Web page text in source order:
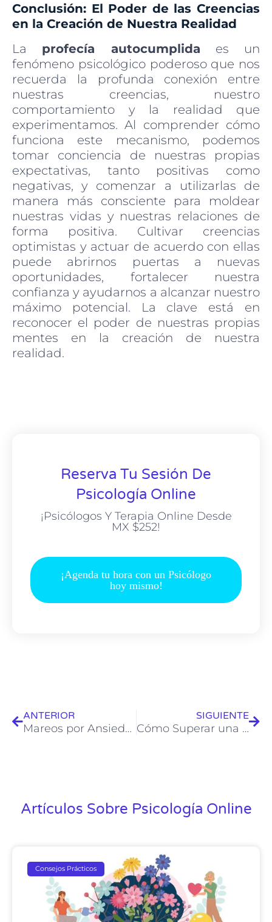
Conclusión: El Poder de las Creencias
en la Creación de Nuestra Realidad
La profecía autocumplida es un
fenómeno psicológico poderoso que nos
recuerda la profunda conexión entre
nuestras creencias, nuestro
comportamiento y la realidad que
experimentamos. Al comprender cómo
funciona este mecanismo, podemos
tomar conciencia de nuestras propias
expectativas, tanto positivas como
negativas, y comenzar a utilizarlas de
manera más consciente para moldear
nuestras vidas y nuestras relaciones de
forma positiva. Cultivar creencias
optimistas y actuar de acuerdo con ellas
puede abrirnos puertas a nuevas
oportunidades, fortalecer nuestra
confianza y ayudarnos a alcanzar nuestro
máximo potencial. La clave está en
reconocer el poder de nuestras propias
mentes en la creación de nuestra
realidad.
Reserva Tu Sesión De
Psicología Online
¡Psicólogos Y Terapia Online Desde
MX $252!
¡Agenda tu hora con un Psicólogo
hoy mismo!
ANTERIOR
Mareos por Ansiedad: Causas, Síntomas y Tratamientos
SIGUIENTE
Cómo Superar una Infidelidad
Artículos Sobre Psicología Online
Consejos Prácticos